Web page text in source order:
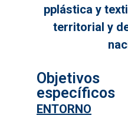
pplástica y
territorial y
Objetivos
específicos
ENTORNO